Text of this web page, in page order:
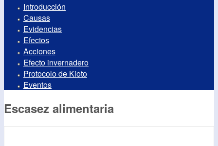
Introducción
Causas
Evidencias
Efectos
Acciones
Efecto invernadero
Protocolo de Kioto
Eventos
Escasez alimentaria